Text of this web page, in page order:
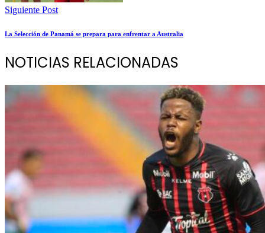
Siguiente Post
La Selección de Panamá se prepara para enfrentar a Australia
NOTICIAS RELACIONADAS